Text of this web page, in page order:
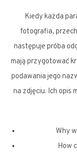
Kiedy każda
fotografia,
następuje próba
mają przygotować
podawania jego
na zdjęciu. Ich opis
Why
How